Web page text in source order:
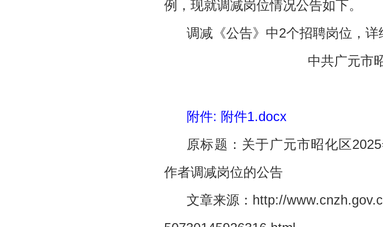
例，现就调减岗位情况公告如下。
调减《公告》中2个招聘岗位，详
中共广元市
附件: 附件1.docx
原标题：关于广元市昭化区
作者调减岗位的公告
文章来源：http://